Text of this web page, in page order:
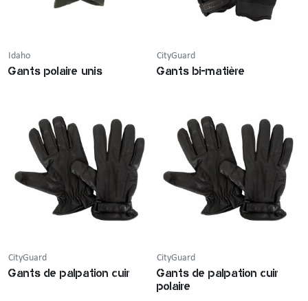
Idaho
Gants polaire unis
CityGuard
Gants bi-matière
CityGuard
Gants de palpation cuir
CityGuard
Gants de palpation cuir
polaire